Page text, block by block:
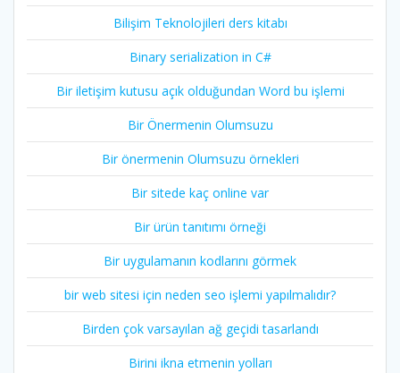
Bilişim Teknolojileri ders kitabı
Binary serialization in C#
Bir iletişim kutusu açık olduğundan Word bu işlemi
Bir Önermenin Olumsuzu
Bir önermenin Olumsuzu örnekleri
Bir sitede kaç online var
Bir ürün tanıtımı örneği
Bir uygulamanın kodlarını görmek
bir web sitesi için neden seo işlemi yapılmalıdır?
Birden çok varsayılan ağ geçidi tasarlandı
Birini ikna etmenin yolları